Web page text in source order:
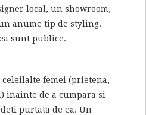
local, un showroom,
anume tip de styling.
sunt publice.
femei (prietena,
inainte de a cumpara si
purtata de ea. Un